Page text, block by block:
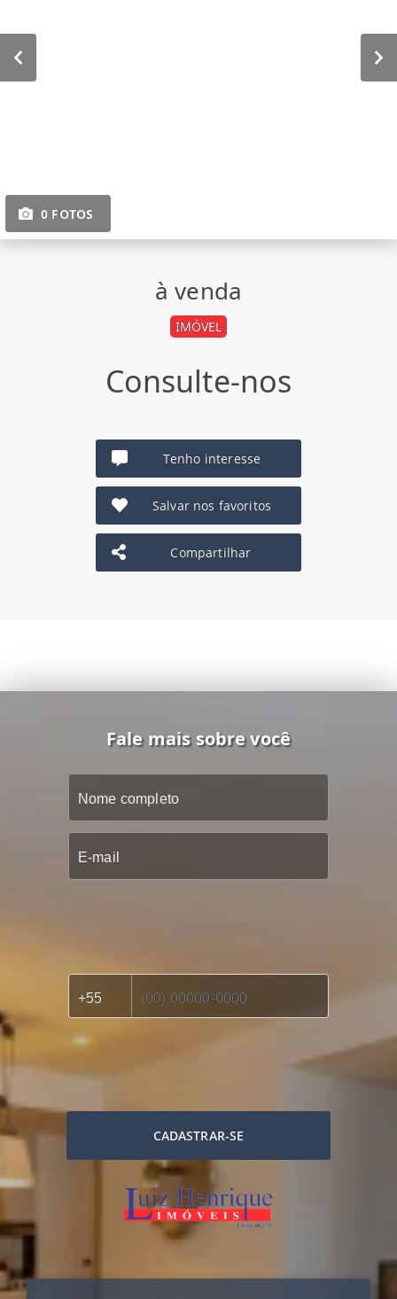
0 FOTOS
à venda
IMÓVEL
Consulte-nos
Tenho interesse
Salvar nos favoritos
Compartilhar
Fale mais sobre você
CADASTRAR-SE